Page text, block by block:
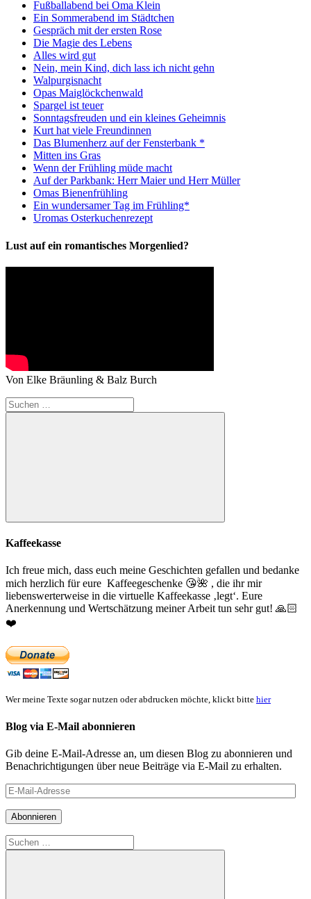
Fußballabend bei Oma Klein
Ein Sommerabend im Städtchen
Gespräch mit der ersten Rose
Die Magie des Lebens
Alles wird gut
Nein, mein Kind, dich lass ich nicht gehn
Walpurgisnacht
Opas Maiglöckchenwald
Spargel ist teuer
Sonntagsfreuden und ein kleines Geheimnis
Kurt hat viele Freundinnen
Das Blumenherz auf der Fensterbank *
Mitten ins Gras
Wenn der Frühling müde macht
Auf der Parkbank: Herr Maier und Herr Müller
Omas Bienenfrühling
Ein wundersamer Tag im Frühling*
Uromas Osterkuchenrezept
Lust auf ein romantisches Morgenlied?
Von Elke Bräunling & Balz Burch
Suchen
nach:
Suchen
Kaffeekasse
Ich freue mich, dass euch meine Geschichten gefallen und bedanke
mich herzlich für eure Kaffeegeschenke 😘🌺 , die ihr mir
liebenswerterweise in die virtuelle Kaffeekasse ‚legt‘. Eure
Anerkennung und Wertschätzung meiner Arbeit tun sehr gut! 🙏🏻
❤️
Wer meine Texte sogar nutzen oder abdrucken möchte, klickt bitte hier
Blog via E-Mail abonnieren
Gib deine E-Mail-Adresse an, um diesen Blog zu abonnieren und
Benachrichtigungen über neue Beiträge via E-Mail zu erhalten.
E-
Mail-
Adresse
Abonnieren
Suchen
nach: